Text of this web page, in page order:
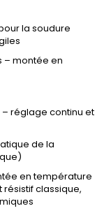
la soudure
– montée en
réglage continu et
de la
en température
classique,